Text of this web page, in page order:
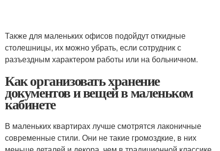
Также для маленьких офисов подойдут откидные
столешницы, их можно убрать, если сотрудник с
разъездным характером работы или на больничном.
Как организовать хранение
документов и вещей в маленьком
кабинете
В маленьких квартирах лучше смотрятся лаконичные
современные стили. Они не такие громоздкие, в них